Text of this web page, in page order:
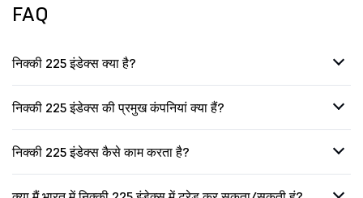
FAQ
निक्की 225 इंडेक्स क्या है?
निक्की 225 इंडेक्स की प्रमुख कंपनियां क्या हैं?
निक्की 225 इंडेक्स कैसे काम करता है?